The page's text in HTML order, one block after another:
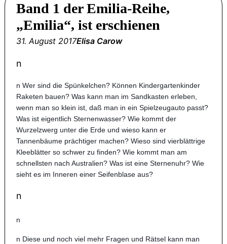
Band 1 der Emilia-Reihe,
„Emilia“, ist erschienen
31. August 2017Elisa Carow
n
n Wer sind die Spünkelchen? Können Kindergartenkinder
Raketen bauen? Was kann man im Sandkasten erleben,
wenn man so klein ist, daß man in ein Spielzeugauto passt?
Was ist eigentlich Sternenwasser? Wie kommt der
Wurzelzwerg unter die Erde und wieso kann er
Tannenbäume prächtiger machen? Wieso sind vierblättrige
Kleeblätter so schwer zu finden? Wie kommt man am
schnellsten nach Australien? Was ist eine Sternenuhr? Wie
sieht es im Inneren einer Seifenblase aus?
n
n
n Diese und noch viel mehr Fragen und Rätsel kann man